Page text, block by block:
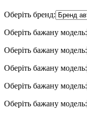
Оберіть бренд:
Оберіть бажану модель:
Оберіть бажану модель:
Оберіть бажану модель:
Оберіть бажану модель:
Оберіть бажану модель: